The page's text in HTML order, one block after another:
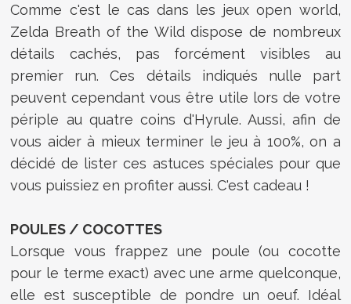
Comme c'est le cas dans les jeux open world,
Zelda Breath of the Wild dispose de nombreux
détails cachés, pas forcément visibles au
premier run. Ces détails indiqués nulle part
peuvent cependant vous être utile lors de votre
périple au quatre coins d'Hyrule. Aussi, afin de
vous aider à mieux terminer le jeu à 100%, on a
décidé de lister ces astuces spéciales pour que
vous puissiez en profiter aussi. C'est cadeau !
POULES / COCOTTES
Lorsque vous frappez une poule (ou cocotte
pour le terme exact) avec une arme quelconque,
elle est susceptible de pondre un oeuf. Idéal